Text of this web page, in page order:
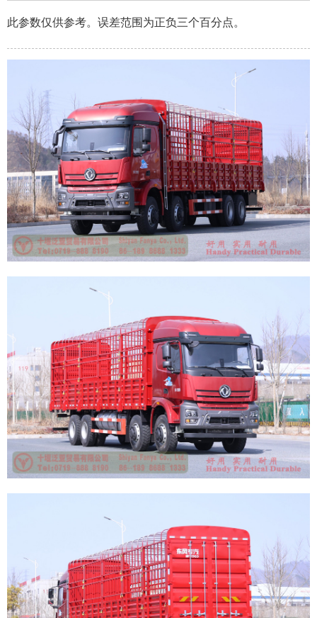
此参数仅供参考。误差范围为正负三个百分点。